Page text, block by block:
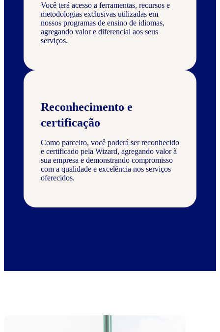
Você terá acesso a ferramentas, recursos e
metodologias exclusivas utilizadas em
nossos programas de ensino de idiomas,
agregando valor e diferencial aos seus
serviços.
Reconhecimento e
certificação
Como parceiro, você poderá ser reconhecido
e certificado pela Wizard, agregando valor à
sua empresa e demonstrando compromisso
com a qualidade e excelência nos serviços
oferecidos.